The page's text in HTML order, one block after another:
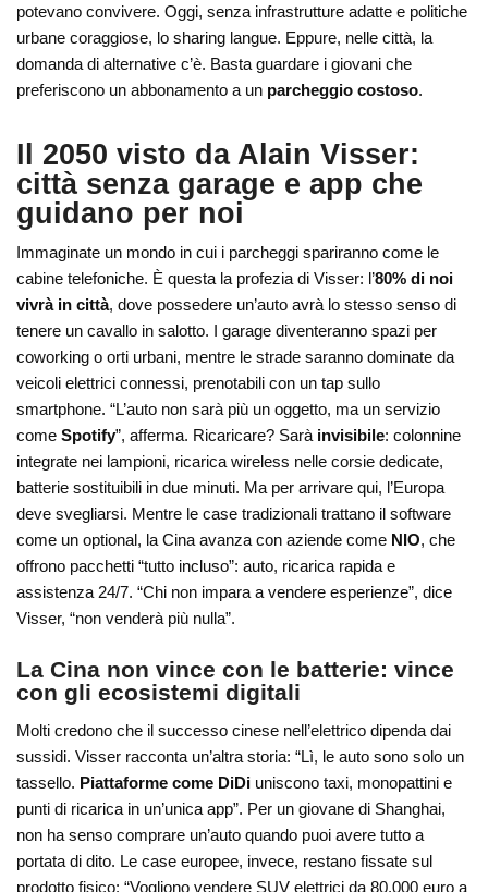
potevano convivere. Oggi, senza infrastrutture adatte e politiche
urbane coraggiose, lo sharing langue. Eppure, nelle città, la
domanda di alternative c’è. Basta guardare i giovani che
preferiscono un abbonamento a un parcheggio costoso.
Il 2050 visto da Alain Visser:
città senza garage e app che
guidano per noi
Immaginate un mondo in cui i parcheggi spariranno come le
cabine telefoniche. È questa la profezia di Visser: l’80% di noi
vivrà in città, dove possedere un’auto avrà lo stesso senso di
tenere un cavallo in salotto. I garage diventeranno spazi per
coworking o orti urbani, mentre le strade saranno dominate da
veicoli elettrici connessi, prenotabili con un tap sullo
smartphone. “L’auto non sarà più un oggetto, ma un servizio
comeSpotify”, afferma. Ricaricare? Sarà invisibile: colonnine
integrate nei lampioni, ricarica wireless nelle corsie dedicate,
batterie sostituibili in due minuti. Ma per arrivare qui, l’Europa
deve svegliarsi. Mentre le case tradizionali trattano il software
come un optional, la Cina avanza con aziende come NIO, che
offrono pacchetti “tutto incluso”: auto, ricarica rapida e
assistenza 24/7. “Chi non impara a vendere esperienze”, dice
Visser, “non venderà più nulla”.
La Cina non vince con le batterie: vince
con gliecosistemi digitali
Molti credono che il successo cinese nell’elettrico dipenda dai
sussidi. Visser racconta un’altra storia: “Lì, le auto sono solo un
tassello. Piattaforme come DiDi uniscono taxi, monopattini e
punti di ricarica in un’unica app”. Per un giovane di Shanghai,
non ha senso comprare un’auto quando puoi avere tutto a
portata di dito. Le case europee, invece, restano fissate sul
prodotto fisico: “Vogliono vendere SUV elettrici da 80.000 euro a